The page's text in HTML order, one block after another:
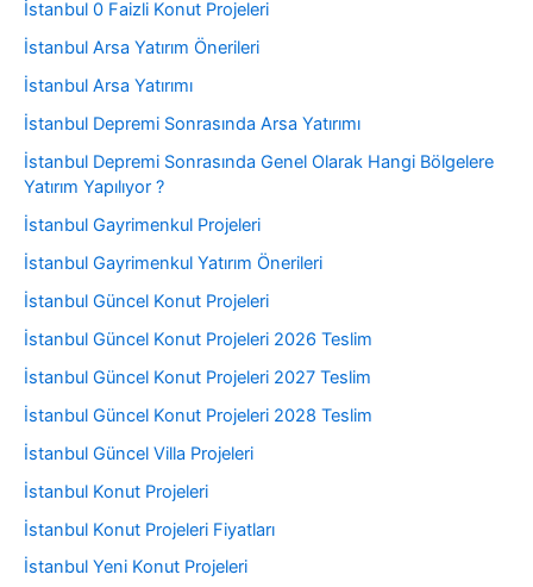
İstanbul 0 Faizli Konut Projeleri
İstanbul Arsa Yatırım Önerileri
İstanbul Arsa Yatırımı
İstanbul Depremi Sonrasında Arsa Yatırımı
İstanbul Depremi Sonrasında Genel Olarak Hangi Bölgelere
Yatırım Yapılıyor ?
İstanbul Gayrimenkul Projeleri
İstanbul Gayrimenkul Yatırım Önerileri
İstanbul Güncel Konut Projeleri
İstanbul Güncel Konut Projeleri 2026 Teslim
İstanbul Güncel Konut Projeleri 2027 Teslim
İstanbul Güncel Konut Projeleri 2028 Teslim
İstanbul Güncel Villa Projeleri
İstanbul Konut Projeleri
İstanbul Konut Projeleri Fiyatları
İstanbul Yeni Konut Projeleri